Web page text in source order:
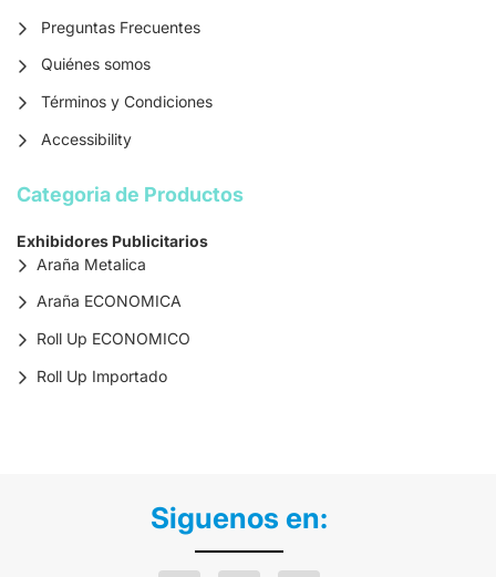
Preguntas Frecuentes
Quiénes somos
Términos y Condiciones
Accessibility
Categoria de Productos
Exhibidores Publicitarios
Araña Metalica
Araña ECONOMICA
Roll Up ECONOMICO
Roll Up Importado
Siguenos en: